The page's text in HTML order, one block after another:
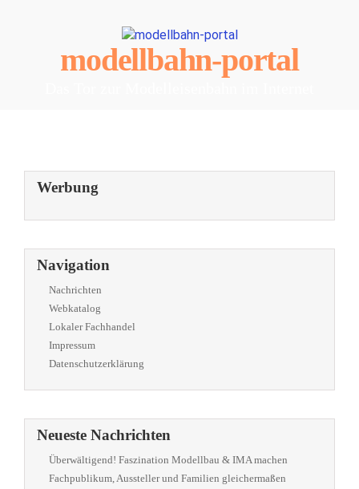
modellbahn-portal
Werbung
Navigation
Nachrichten
Webkatalog
Lokaler Fachhandel
Impressum
Datenschutzerklärung
Neueste Nachrichten
Überwältigend! Faszination Modellbau & IMA machen
Fachpublikum, Aussteller und Familien gleichermaßen